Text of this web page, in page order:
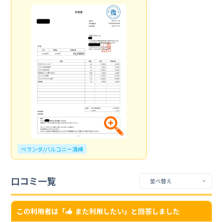
ベランダ/バルコニー清掃
口コミ一覧
この利用者は「 また利用したい」と回答しました